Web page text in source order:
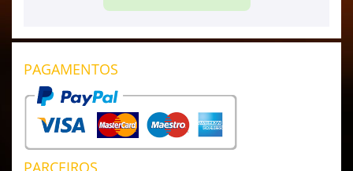
PAGAMENTOS
PARCEIROS